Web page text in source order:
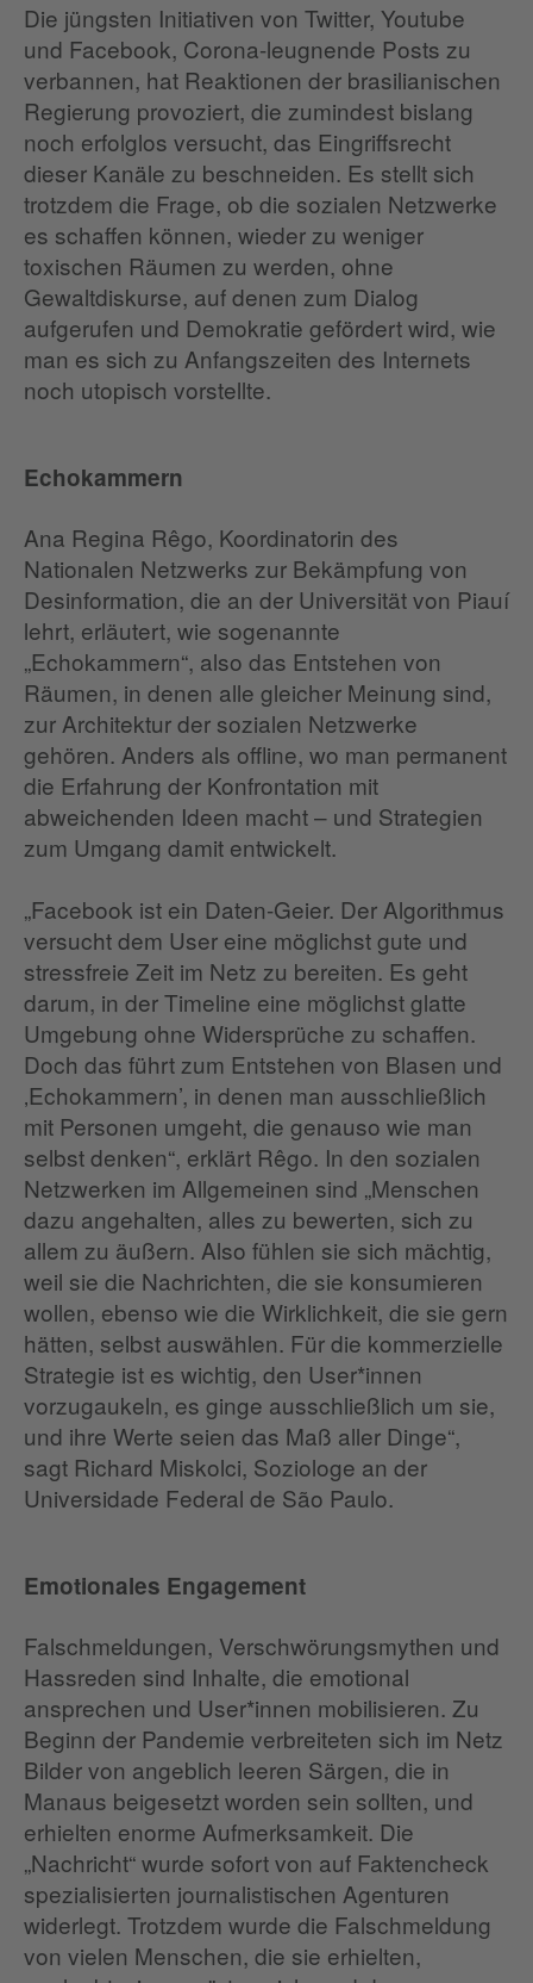
Die jüngsten Initiativen von Twitter, Youtube
und Facebook, Corona-leugnende Posts zu
verbannen, hat Reaktionen der brasilianischen
Regierung provoziert, die zumindest bislang
noch erfolglos versucht, das Eingriffsrecht
dieser Kanäle zu beschneiden. Es stellt sich
trotzdem die Frage, ob die sozialen Netzwerke
es schaffen können, wieder zu weniger
toxischen Räumen zu werden, ohne
Gewaltdiskurse, auf denen zum Dialog
aufgerufen und Demokratie gefördert wird, wie
man es sich zu Anfangszeiten des Internets
noch utopisch vorstellte.
Echokammern
Ana Regina Rêgo, Koordinatorin des
Nationalen Netzwerks zur Bekämpfung von
Desinformation, die an der Universität von Piauí
lehrt, erläutert, wie sogenannte
„Echokammern“, also das Entstehen von
Räumen, in denen alle gleicher Meinung sind,
zur Architektur der sozialen Netzwerke
gehören. Anders als offline, wo man permanent
die Erfahrung der Konfrontation mit
abweichenden Ideen macht – und Strategien
zum Umgang damit entwickelt.
„Facebook ist ein Daten-Geier. Der Algorithmus
versucht dem User eine möglichst gute und
stressfreie Zeit im Netz zu bereiten. Es geht
darum, in der Timeline eine möglichst glatte
Umgebung ohne Widersprüche zu schaffen.
Doch das führt zum Entstehen von Blasen und
‚Echokammern’, in denen man ausschließlich
mit Personen umgeht, die genauso wie man
selbst denken“, erklärt Rêgo. In den sozialen
Netzwerken im Allgemeinen sind „Menschen
dazu angehalten, alles zu bewerten, sich zu
allem zu äußern. Also fühlen sie sich mächtig,
weil sie die Nachrichten, die sie konsumieren
wollen, ebenso wie die Wirklichkeit, die sie gern
hätten, selbst auswählen. Für die kommerzielle
Strategie ist es wichtig, den User*innen
vorzugaukeln, es ginge ausschließlich um sie,
und ihre Werte seien das Maß aller Dinge“,
sagt Richard Miskolci, Soziologe an der
Universidade Federal de São Paulo.
Emotionales Engagement
Falschmeldungen, Verschwörungsmythen und
Hassreden sind Inhalte, die emotional
ansprechen und User*innen mobilisieren. Zu
Beginn der Pandemie verbreiteten sich im Netz
Bilder von angeblich leeren Särgen, die in
Manaus beigesetzt worden sein sollten, und
erhielten enorme Aufmerksamkeit. Die
„Nachricht“ wurde sofort von auf Faktencheck
spezialisierten journalistischen Agenturen
widerlegt. Trotzdem wurde die Falschmeldung
von vielen Menschen, die sie erhielten,